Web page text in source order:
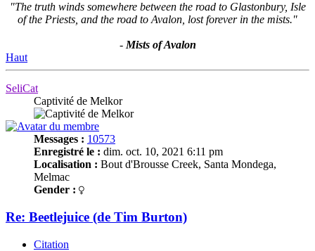
"The truth winds somewhere between the road to Glastonbury, Isle
of the Priests, and the road to Avalon, lost forever in the mists."
- Mists of Avalon
Haut
SeliCat
Captivité de Melkor
Messages : 10573
Enregistré le : dim. oct. 10, 2021 6:11 pm
Localisation : Bout d'Brousse Creek, Santa Mondega,
Melmac
Gender :
Re: Beetlejuice (de Tim Burton)
Citation